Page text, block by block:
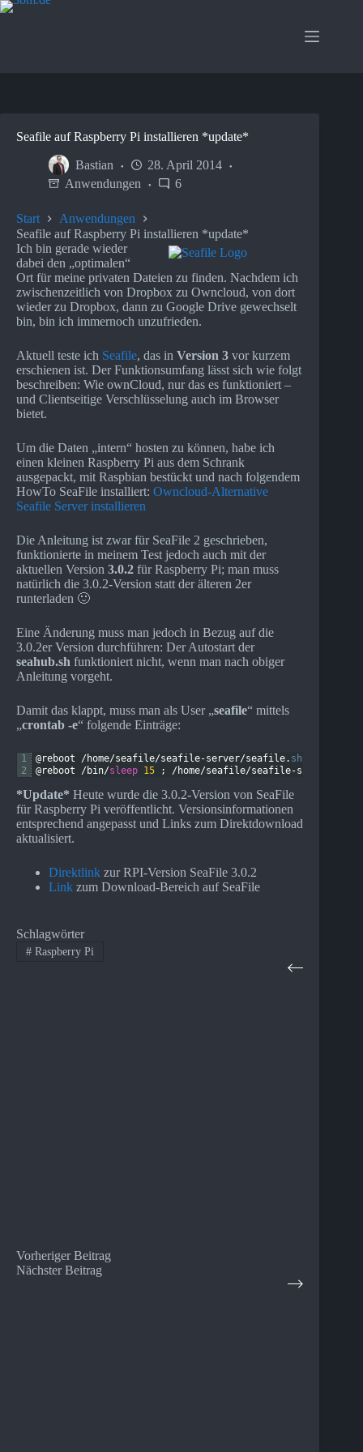
Zum
Seafile auf Raspberry Pi installieren *update*
Bastian
28. April 2014
Anwendungen
6
Start
Anwendungen
Seafile auf Raspberry Pi installieren *update*
Ich bin gerade wieder
dabei den „optimalen“
Ort für meine privaten Dateien zu finden. Nachdem ich
zwischenzeitlich von Dropbox zu Owncloud, von dort
wieder zu Dropbox, dann zu Google Drive gewechselt
bin, bin ich immernoch unzufrieden.
Aktuell teste ich Seafile, das in Version 3 vor kurzem
erschienen ist. Der Funktionsumfang lässt sich wie folgt
beschreiben: Wie ownCloud, nur das es funktioniert –
und Clientseitige Verschlüsselung auch im Browser
bietet.
Um die Daten „intern“ hosten zu können, habe ich
einen kleinen Raspberry Pi aus dem Schrank
ausgepackt, mit Raspbian bestückt und nach folgendem
HowTo SeaFile installiert: Owncloud-Alternative
Seafile Server installieren
Die Anleitung ist zwar für SeaFile 2 geschrieben,
funktionierte in meinem Test jedoch auch mit der
aktuellen Version 3.0.2 für Raspberry Pi; man muss
natürlich die 3.0.2-Version statt der älteren 2er
runterladen 🙂
Eine Änderung muss man jedoch in Bezug auf die
3.0.2er Version durchführen: Der Autostart der
seahub.sh funktioniert nicht, wenn man nach obiger
Anleitung vorgeht.
Damit das klappt, muss man als User „seafile“ mittels
„crontab -e“ folgende Einträge:
1
2
@reboot /home/seafile/seafile-server/seafile. sh
@reboot /bin/sleep 15 ; /home/seafile/seafile-server
*Update* Heute wurde die 3.0.2-Version von SeaFile
für Raspberry Pi veröffentlicht. Versionsinformationen
entsprechend angepasst und Links zum Direktdownload
aktualisiert.
Direktlink zur RPI-Version SeaFile 3.0.2
Link zum Download-Bereich auf SeaFile
Schlagwörter
#Raspberry Pi
VorherigerBeitrag
NächsterBeitrag